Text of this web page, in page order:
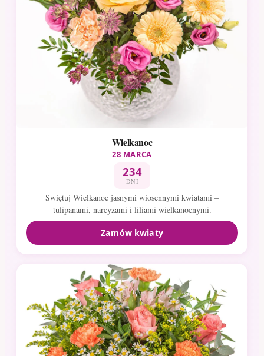
Wielkanoc
28 MARCA
234
DNI
Świętuj Wielkanoc jasnymi wiosennymi kwiatami –
tulipanami, narcyzami i liliami wielkanocnymi.
Zamów kwiaty